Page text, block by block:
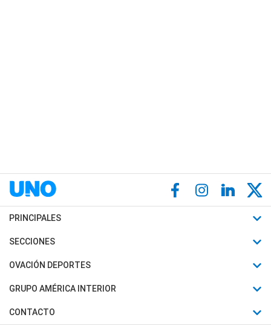
PRINCIPALES
Últimas Noticias
Política
Judiciales
SECCIONES
Horóscopo
Motores
Trucos caseros
OVACIÓN DEPORTES
Fútbol
Mundial
GRUPO AMÉRICA INTERIOR
Canal 7 en Vivo
CONTACTO